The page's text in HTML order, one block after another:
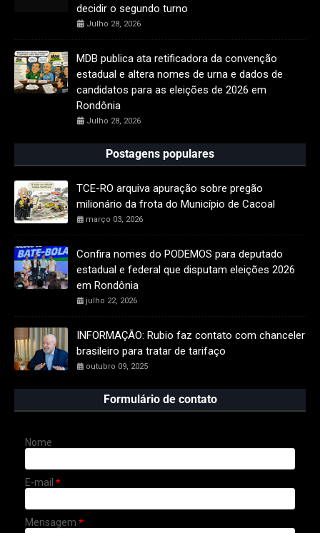
decidir o segundo turno
Julho 28, 2026
MDB publica ata retificadora da convenção
estadual e altera nomes de urna e dados de
candidatos para as eleições de 2026 em
Rondônia
Julho 28, 2026
Postagens populares
TCE-RO arquiva apuração sobre pregão
milionário da frota do Município de Cacoal
março 03, 2026
Confira nomes do PODEMOS para deputado
estadual e federal que disputam eleições 2026
em Rondônia
julho 22, 2026
INFORMAÇÃO: Rubio faz contato com chanceler
brasileiro para tratar de tarifaço
outubro 09, 2025
Formulário de contato
Nome
E-mail *
Mensagem *